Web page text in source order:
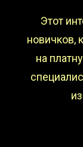
Этот
новичков,
на